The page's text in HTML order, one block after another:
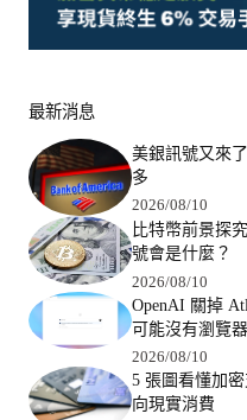
最新消息
美銀訊號又來
多
2026/08/10
比特幣前景探
號會是什麼？
2026/08/10
OpenAI 關掉
可能沒有瀏覽器
2026/08/10
5 張圖看懂加
向現實消費